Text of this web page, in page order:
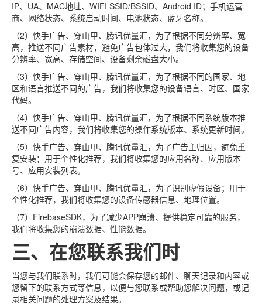
IP、UA、MAC地址、WIFI SSID/BSSID、Android ID；手机运营
商、网络状态、系统启动时间、电池状态、蓝牙名称。
（2）快手广告、穿山甲、腾讯优量汇，为了根据不同分辨率、宽
高，推送不同广告素材，避免广告包体过大，我们将收集您的设备
分辨率、宽高、存储空间、设备剩余磁盘大小。
（3）快手广告、穿山甲、腾讯优量汇，为了根据不同的国家、地
区和语言推送不同的广告，我们将收集您的设备语言、时区、国家
代码。
（4）快手广告、穿山甲、腾讯优量汇，为了根据不同系统版本推
送不同广告内容，我们将收集您的操作系统版本、系统更新时间。
（5）快手广告、穿山甲、腾讯优量汇，为了广告主归因，避免重
复安装；用于个性化推荐，我们将收集您的应用名称、应用版本
号、应用安装列表。
（6）快手广告、穿山甲、腾讯优量汇，为了识别虚假设备；用于
个性化推荐，我们将收集您的设备传感器信息、地理位置。
（7）FirebaseSDK，为了减少APP崩溃、提供稳定可靠的服务，
我们将收集您的崩溃数据、性能数据。
三、在您联系我们时
当您与我们联系时，我们可能会保存您的邮件、聊天记录和内容或
您留下的联系方式等信息，以便与您联系或帮助您解决问题，或记
录相关问题的处理方案及结果。